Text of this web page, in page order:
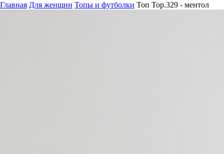
Главная Для женщин Топы и футболки Топ Top.329 - ментол